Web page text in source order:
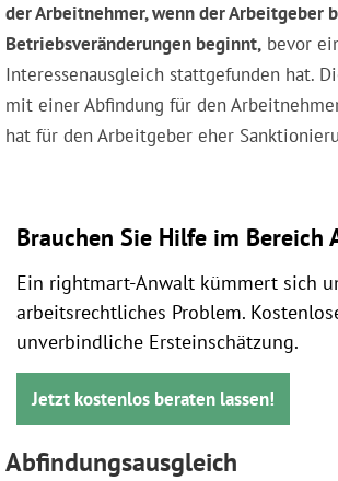
der Arbeitnehmer, wenn der Arbeitgeber
Betriebsveränderungen beginnt, bevor
Interessenausgleich stattgefunden hat.
mit einer Abfindung für den
hat für den Arbeitgeber eher
Brauchen Sie Hilfe im Bereich
Ein rightmart-Anwalt kümmert sich
arbeitsrechtliches Problem.
unverbindliche Ersteinschätzung.
Jetzt kostenlos beraten lassen!
Abfindungsausgleich